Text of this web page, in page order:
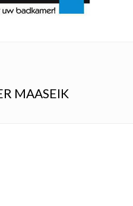
MAASEIK